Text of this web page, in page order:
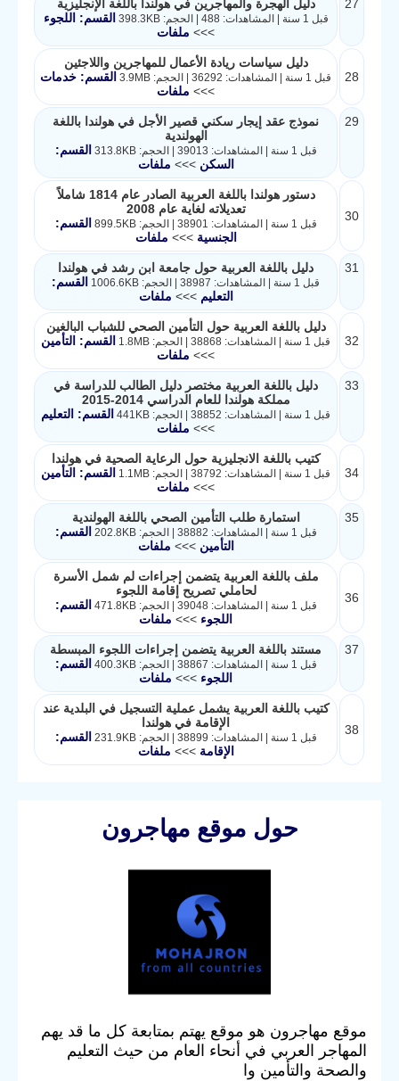
27 دليل الهجرة والمهاجرين في هولندا باللغة الإنجليزية
قبل 1 سنة | المشاهدات: 488 | الحجم: 398.3KB
القسم: اللجوء
>>> ملفات
28
دليل سياسات ريادة الأعمال للمهاجرين واللاجئين
قبل 1 سنة | المشاهدات: 36292 | الحجم: 3.9MB
القسم: خدمات
>>> ملفات
29
نموذج عقد إيجار سكني قصير الأجل في هولندا باللغة
الهولندية
قبل 1 سنة | المشاهدات: 39013 | الحجم: 313.8KB
القسم:
السكن>>> ملفات
30
دستور هولندا باللغة العربية الصادر عام 1814 شاملاً
تعديلاته لغاية عام 2008
قبل 1 سنة | المشاهدات: 38901 | الحجم: 899.5KB
القسم:
الجنسية>>> ملفات
31 دليل باللغة العربية حول جامعة ابن رشد في هولندا
قبل 1 سنة | المشاهدات: 38987 | الحجم: 1006.6KB
القسم:
التعليم>>> ملفات
32
دليل باللغة العربية حول التأمين الصحي للشباب البالغين
قبل 1 سنة | المشاهدات: 38868 | الحجم: 1.8MB
القسم: التأمين
>>> ملفات
33
دليل باللغة العربية مختصر دليل الطالب للدراسة في
مملكة هولندا للعام الدراسي 2014-2015
قبل 1 سنة | المشاهدات: 38852 | الحجم: 441KB
القسم: التعليم
>>> ملفات
34
كتيب باللغة الانجليزية حول الرعاية الصحية في هولندا
قبل 1 سنة | المشاهدات: 38792 | الحجم: 1.1MB
القسم: التأمين
>>> ملفات
35 استمارة طلب التأمين الصحي باللغة الهولندية
قبل 1 سنة | المشاهدات: 38882 | الحجم: 202.8KB
القسم:
التأمين>>> ملفات
36
ملف باللغة العربية يتضمن إجراءات لم شمل الأسرة
لحاملي تصريح إقامة اللجوء
قبل 1 سنة | المشاهدات: 39048 | الحجم: 471.8KB
القسم:
اللجوء >>> ملفات
37 مستند باللغة العربية يتضمن إجراءات اللجوء المبسطة
قبل 1 سنة | المشاهدات: 38867 | الحجم: 400.3KB
القسم:
اللجوء >>> ملفات
38
كتيب باللغة العربية يشمل عملية التسجيل في البلدية عند
الإقامة في هولندا
قبل 1 سنة | المشاهدات: 38899 | الحجم: 231.9KB
القسم:
الإقامة>>> ملفات
حول موقع مهاجرون
موقع مهاجرون هو موقع يهتم بمتابعة كل ما قد يهم
المهاجر العربي في أنحاء العام من حيث التعليم
والصحة والتأمين وا